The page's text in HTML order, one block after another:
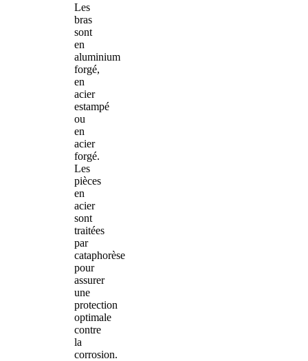
Les
bras
sont
en
aluminium
forgé,
en
acier
estampé
ou
en
acier
forgé.
Les
pièces
en
acier
sont
traitées
par
cataphorèse
pour
assurer
une
protection
optimale
contre
la
corrosion.